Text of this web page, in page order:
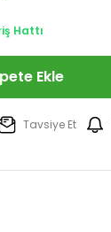
Hattı
Ekle
Tavsiye Et